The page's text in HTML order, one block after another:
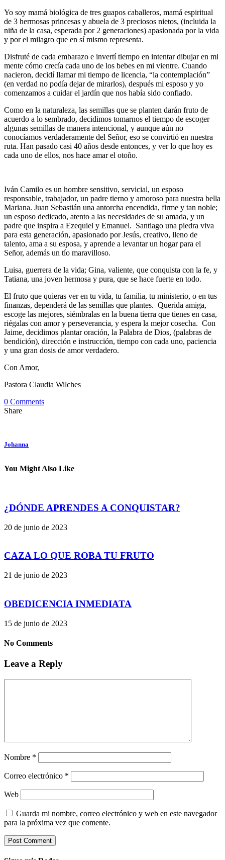
Yo soy mamá biológica de tres guapos caballeros, mamá espiritual
de 3 hermosas princesas y abuela de 3 preciosos nietos, (incluida la
niña de la casa, esperada por 2 generaciones) apasionada por la vida
y por el milagro que en sí mismo representa.
Disfruté de cada embarazo e invertí tiempo en intentar dibujar en mi
mente cómo crecía cada uno de los bebes en mi vientre. Cuando
nacieron, decidí llamar mi tiempo de licencia, “la contemplación”
(en verdad no podía dejar de mirarlos), después mi esposo y yo
comenzamos a cuidar el jardín que nos había sido confiado.
Como en la naturaleza, las semillas que se planten darán fruto de
acuerdo a lo sembrado, decidimos tomarnos el tiempo de escoger
algunas semillas de manera intencional, y aunque aún no
conocíamos verdaderamente del Señor, eso se convirtió en nuestra
ruta. Han pasado casi 40 años desde entonces, y ver lo que hoy es
cada uno de ellos, nos hace amar el otoño.
Iván Camilo es un hombre sensitivo, servicial, un esposo
responsable, trabajador, un padre tierno y amoroso para nuestra bella
Mariana. Juan Sebastián una antorcha encendida, firme y tan noble;
un esposo dedicado, atento a las necesidades de su amada, y un
padre que inspira a Ezequiel y Emanuel. Santiago una piedra viva
para esta generación, apasionado por Jesús, creativo, lleno de
talento, ama a su esposa, y aprende a levantar un hogar para el
Señor, además un tío maravilloso.
Luisa, guerrera de la vida; Gina, valiente, que conquista con la fe, y
Tatiana, una joven hermosa y pura, que se hace fuerte en todo.
El fruto que quieras ver en tu vida, tu familia, tu ministerio, o en tus
finanzas, dependerá de las semillas que plantes. Querida amiga,
escoge las mejores, siémbralas en la buena tierra que tienes en casa,
riégalas con amor y perseverancia, y espera la mejor cosecha. Con
Jaime, decidimos plantar oración, la Palabra de Dios, (palabras de
bendición), dirección e instrucción, tiempo con cada uno, paciencia
y una gran dosis de amor verdadero.
Con Amor,
Pastora Claudia Wilches
0 Comments
Share
Johanna
You Might Also Like
¿DÓNDE APRENDES A CONQUISTAR?
20 de junio de 2023
CAZA LO QUE ROBA TU FRUTO
21 de junio de 2023
OBEDICENCIA INMEDIATA
15 de junio de 2023
No Comments
Leave a Reply
Nombre *
Correo electrónico *
Web
Guarda mi nombre, correo electrónico y web en este navegador
para la próxima vez que comente.